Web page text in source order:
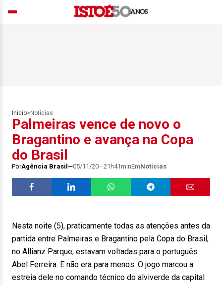
Início> Notícias
Palmeiras vence de novo o
Bragantino e avança na Copa
do Brasil
PorAgência Brasil 05/11/20 - 21h41minEmNotícias
Nesta noite (5), praticamente todas as atenções antes da
partida entre Palmeiras e Bragantino pela Copa do Brasil,
no Allianz Parque, estavam voltadas para o português
Abel Ferreira. E não era para menos. O jogo marcou a
estreia dele no comando técnico do alviverde da capital